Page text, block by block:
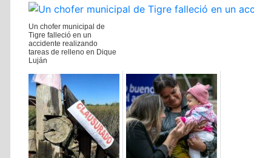
2021-09-29
Un chofer municipal de
Tigre falleció en un
accidente realizando
tareas de relleno en Dique
Luján
2023-01-19